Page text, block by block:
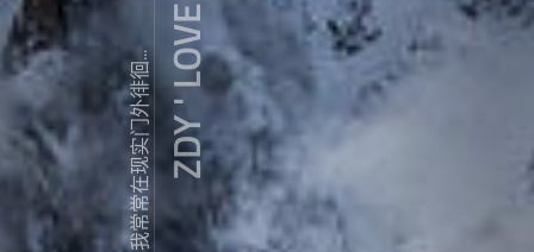
我常常在现实门外徘徊...ZDY ' LOVE